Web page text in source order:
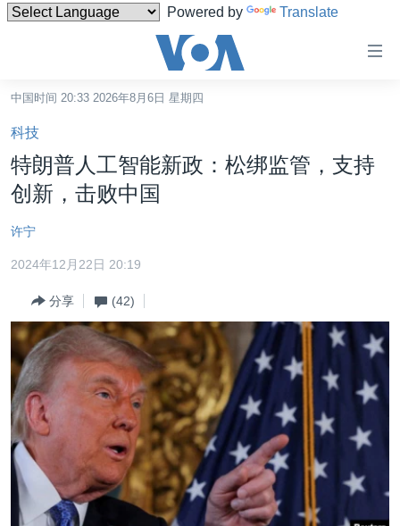
Powered by Translate
碍
链
接
转
内
容
到
导
转
检
中国
最新国际新闻
印太
中东
欧洲
非洲
美洲
全球议题
分类新闻
经济·金融·贸易
人权·法律·宗教
科教·文娱·体健
军事
劳工
环境
美中关系
热点专题
白宫要闻
国会报道
美中关系
美国建国250周年
VOA视频
VOA今日焦点
中文广播
关注我们
中国时间 20:33 2026年8月6日 星期四
科技
特朗普人工智能新政：松绑监管，支持
创新，击败中国
许宁
2024年12月22日 20:19
分享 (42)